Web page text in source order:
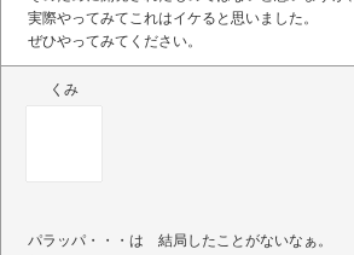
実際やってみてこれはイケると思いました。
ぜひやってみてください。
くみ
パラッパ・・・は 結局したことがないなぁ。